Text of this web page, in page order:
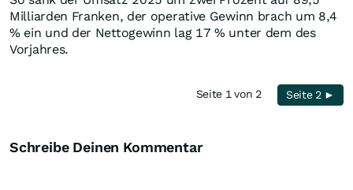
Milliarden Franken, der operative Gewinn brach um 8,4
% ein und der Nettogewinn lag 17 % unter dem des
Vorjahres.
Seite 1 von 2 Seite 2 ►
Schreibe Deinen Kommentar